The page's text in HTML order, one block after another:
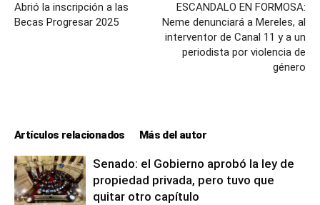
Abrió la inscripción a las
Becas Progresar 2025
ESCANDALO EN FORMOSA:
Neme denunciará a Mereles, al
interventor de Canal 11 y a un
periodista por violencia de
género
Artículos relacionados Más del autor
Senado: el Gobierno aprobó la ley de
propiedad privada, pero tuvo que
quitar otro capítulo